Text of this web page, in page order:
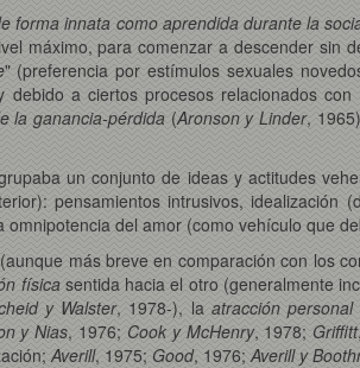
forma innata como aprendida durante la
máximo, para comenzar a descender sin
" (preferencia por estímulos sexuales
debido a ciertos procesos relacionados
la ganancia-pérdida (Aronson y Linder,
un conjunto de ideas y actitudes
pensamientos intrusivos,
del amor (como vehículo que
más breve en comparación con los
físicasentida hacia el otro (generalmente
y Walster, 1978-), la atracción personal
y Nias, 1976; Cook y McHenry, 1978;Griffitt
Averill, 1975; Good, 1976; Averill y